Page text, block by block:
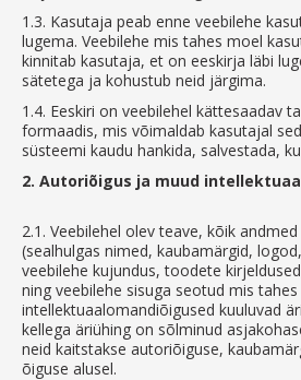
1.3. Kasutaja peab enne veebilehe
lugema. Veebilehe mis tahes moel
kinnitab kasutaja, et on eeskirja läbi
sätetega ja kohustub neid järgima.
1.4. Eeskiri on veebilehel kättesaadav
formaadis, mis võimaldab kasutajal
süsteemi kaudu hankida, salvestada,
2. Autoriõigus ja muud
2.1. Veebilehel olev teave, kõik
(sealhulgas nimed, kaubamärgid,
veebilehe kujundus, toodete
ning veebilehe sisuga seotud mis
intellektuaalomandiõigused kuuluvad
kellega äriühing on sõlminud
neid kaitstakse autoriõiguse,
õiguse alusel.